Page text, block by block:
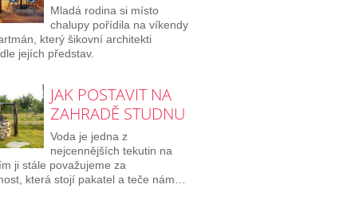
Mladá rodina si místo
chalupy pořídila na víkendy
který šikovní architekti
jejích představ.
JAK POSTAVIT NA
ZAHRADĚ STUDNU
Voda je jedna z
nejcennějších tekutin na
ji stále považujeme za
která stojí pakatel a teče nám…